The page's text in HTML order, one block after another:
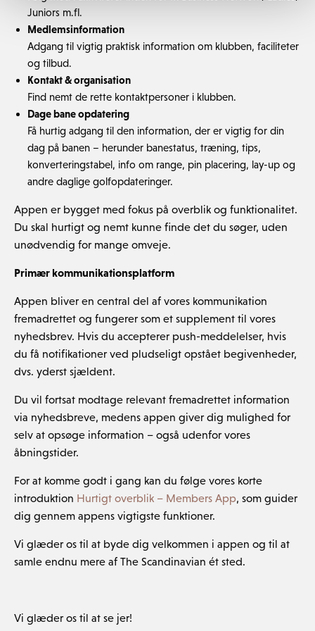
Juniors m.fl.
Medlemsinformation
Adgang til vigtig praktisk information om klubben, faciliteter
og tilbud.
Kontakt & organisation
Find nemt de rette kontaktpersoner i klubben.
Dage bane opdatering
Få hurtig adgang til den information, der er vigtig for din
dag på banen – herunder banestatus, træning, tips,
konverteringstabel, info om range, pin placering, lay-up og
andre daglige golfopdateringer.
Appen er bygget med fokus på overblik og funktionalitet.
Du skal hurtigt og nemt kunne finde det du søger, uden
unødvendig for mange omveje.
Primær kommunikationsplatform
Appen bliver en central del af vores kommunikation
fremadrettet og fungerer som et supplement til vores
nyhedsbrev. Hvis du accepterer push-meddelelser, hvis
du få notifikationer ved pludseligt opstået begivenheder,
dvs. yderst sjældent.
Du vil fortsat modtage relevant fremadrettet information
via nyhedsbreve, medens appen giver dig mulighed for
selv at opsøge information – også udenfor vores
åbningstider.
For at komme godt i gang kan du følge vores korte
introduktion Hurtigt overblik – Members App, som guider
dig gennem appens vigtigste funktioner.
Vi glæder os til at byde dig velkommen i appen og til at
samle endnu mere af The Scandinavian ét sted.
Vi glæder os til at se jer!